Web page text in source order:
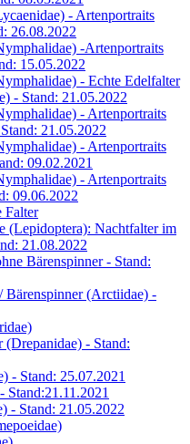
- Artenportraits
26.08.2022
-Artenportraits
15.05.2022
- Echte Edelfalter
- Stand: 21.05.2022
- Artenportraits
21.05.2022
- Artenportraits
09.02.2021
- Artenportraits
09.06.2022
Falter
(Lepidoptera): Nachtfalter im
21.08.2022
Bärenspinner - Stand:
(Arctiidae) -
- Stand:
- Stand: 25.07.2021
Stand:21.11.2021
- Stand: 21.05.2022